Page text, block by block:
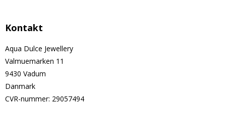
Kontakt
Aqua Dulce Jewellery
Valmuemarken 11
9430 Vadum
Danmark
CVR-nummer: 29057494